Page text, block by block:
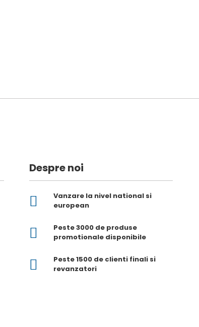
Despre noi
Vanzare la nivel national si
european
Peste 3000 de produse
promotionale disponibile
Peste 1500 de clienti finali si
revanzatori